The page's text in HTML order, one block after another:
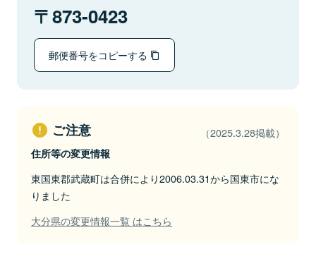
873-0423
郵便番号をコピーする
ご注意 （2025.3.28掲載）
住所等の変更情報
東国東郡武蔵町は合併により2006.03.31から国東市にな
りました
大分県の変更情報一覧 はこちら